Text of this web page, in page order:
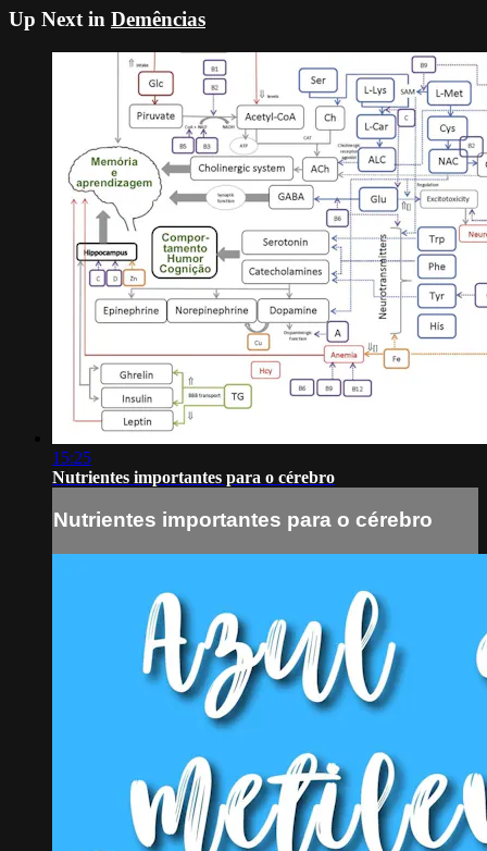
Up Next in Demências
15:25
Nutrientes importantes para o cérebro
Nutrientes importantes para o cérebro